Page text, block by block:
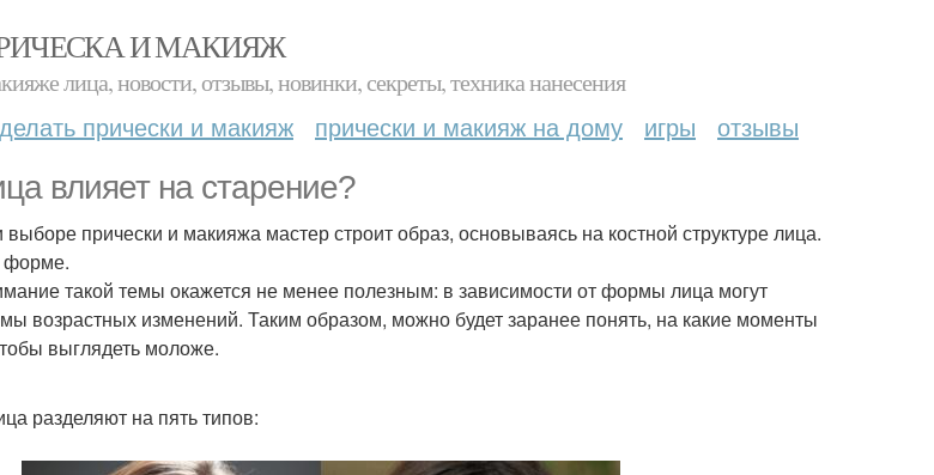
И МАКИЯЖ
лица, новости, отзывы, новинки, секреты, техника нанесения
прически и макияж прически и макияж на дому игры отзывы
влияет на старение?
прически и макияжа мастер строит образ, основываясь на костной структуре лица.
форме.
такой темы окажется не менее полезным: в зависимости от формы лица могут
возрастных изменений. Таким образом, можно будет заранее понять, на какие моменты
выглядеть моложе.
разделяют на пять типов: